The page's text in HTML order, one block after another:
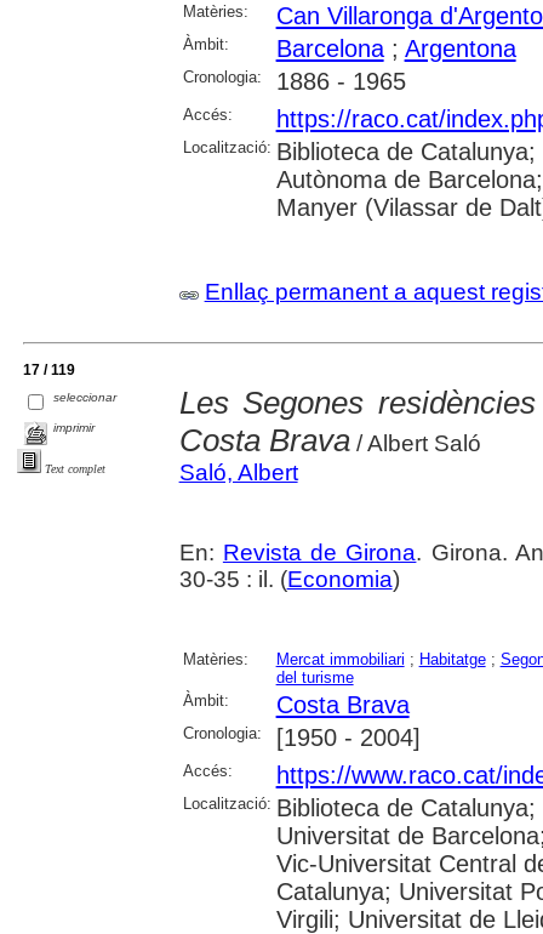
Matèries: Can Villaronga
Àmbit: Barcelona; Argentona
Cronologia: 1886 - 1965
Accés: https://raco.cat/
Localització: Biblioteca de
Autònoma de
Manyer (Vilassar de
Enllaç permanent a aquest
17 / 119
seleccionar
imprimir
Text complet
Les Segones
Costa Brava/ Albert Saló
Saló, Albert
En: Revista de Girona. Girona.
30-35 : il. (Economia)
Matèries: Mercat immobiliari ; Habitatge;
del turisme
Àmbit:
Costa Brava
Cronologia: [1950 - 2004]
Accés: https://www.raco.cat/
Localització: Biblioteca de
Universitat de
Vic-Universitat Central
Catalunya; Universitat
Virgili; Universitat de